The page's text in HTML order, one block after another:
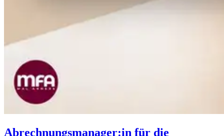
Abrechnungsmanager:in für die